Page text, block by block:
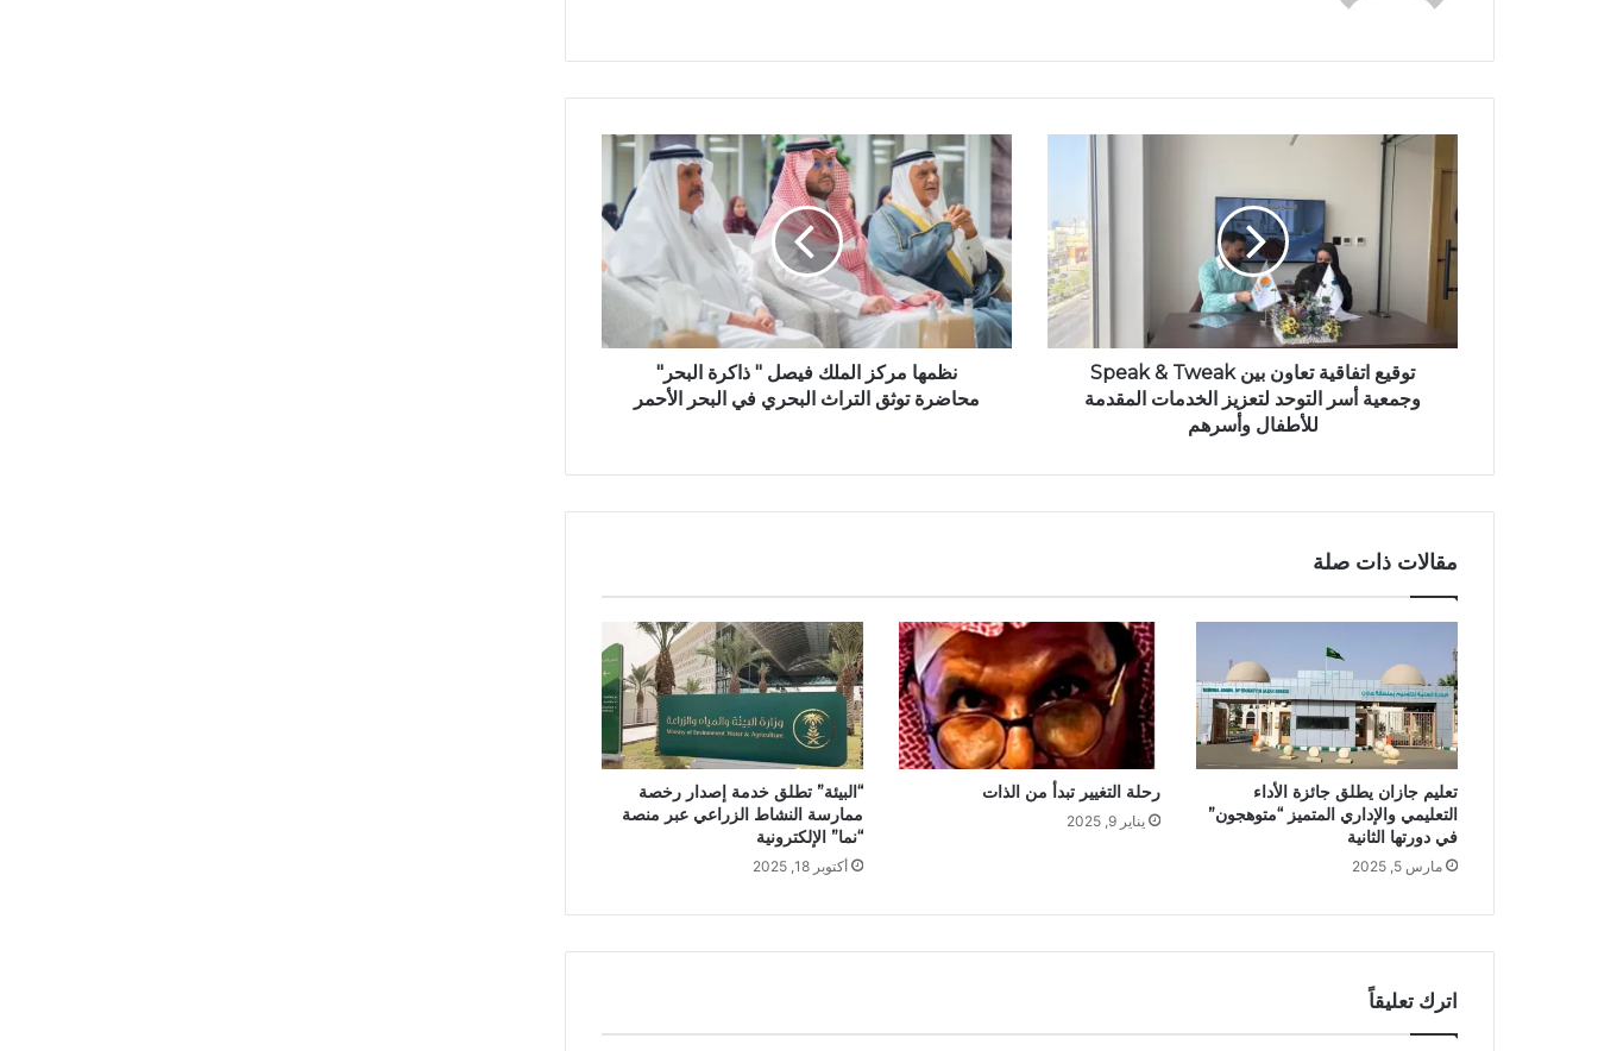
ا
توقيع اتفاقية تعاون بين Speak & Tweak
وجمعية أسر التوحد لتعزيز الخدمات المقدمة
للأطفال وأسرهم
نظمها مركز الملك فيصل " ذاكرة البحر"
محاضرة توثق التراث البحري في البحر الأحمر
مقالات ذات صلة
تعليم جازان يطلق جائزة الأداء
التعليمي والإداري المتميز “متوهجون”
في دورتها الثانية
مارس 5, 2025
رحلة التغيير تبدأ من الذات
يناير 9, 2025
“البيئة” تطلق خدمة إصدار رخصة
ممارسة النشاط الزراعي عبر منصة
“نما” الإلكترونية
أكتوبر 18, 2025
اترك تعليقاً